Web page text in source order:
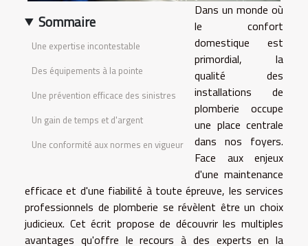
Sommaire
Une expertise incontestable
Des équipements à la pointe
Une prévention efficace des sinistres
Un gain de temps et d'argent
Une conformité aux normes en vigueur
Dans un monde où
le confort
domestique est
primordial, la
qualité des
installations de
plomberie occupe
une place centrale
dans nos foyers.
Face aux enjeux
d'une maintenance
efficace et d'une fiabilité à toute épreuve, les services
professionnels de plomberie se révèlent être un choix
judicieux. Cet écrit propose de découvrir les multiples
avantages qu'offre le recours à des experts en la